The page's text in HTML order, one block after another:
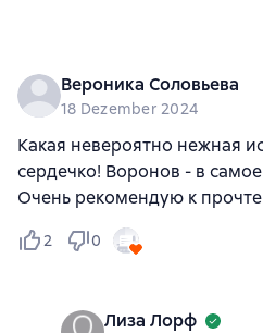
Вероника Соловьева
18 Dezember 2024
Какая невероятно нежная
сердечко! Воронов - в
Очень рекомендую к
2 0
Лиза Лорф